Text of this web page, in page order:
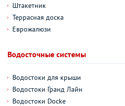
Штакетник
Террасная доска
Еврожалюзи
Водосточные системы
Водостоки для крыши
Водостоки Гранд Лайн
Водостоки Docke